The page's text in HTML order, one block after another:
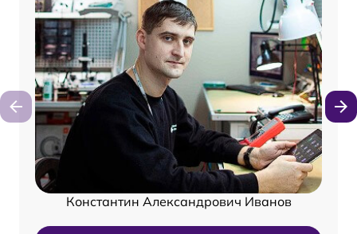
Константин Александрович Иванов